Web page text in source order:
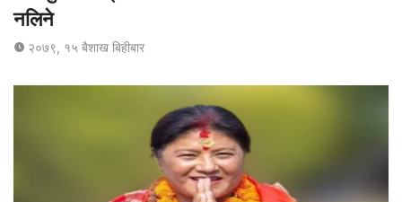
नलिने
२०७९, १५ बैशाख बिहीबार